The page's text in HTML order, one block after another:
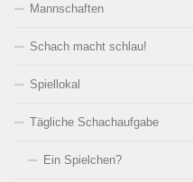
Mannschaften
Schach macht schlau!
Spiellokal
Tägliche Schachaufgabe
Ein Spielchen?